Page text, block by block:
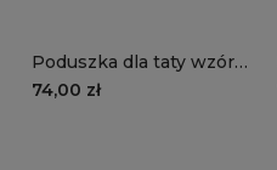
Poduszka dla taty wzór
DT16 | dłoń ojca i syna
74,00 zł